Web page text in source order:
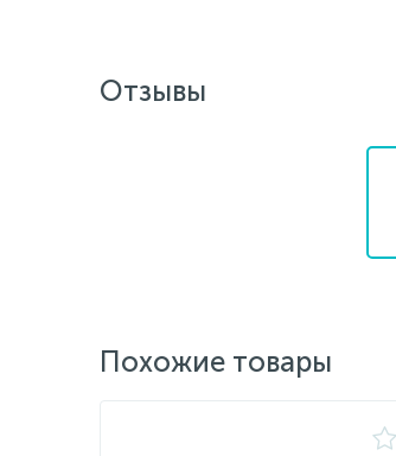
Отзывы
Похожие товары